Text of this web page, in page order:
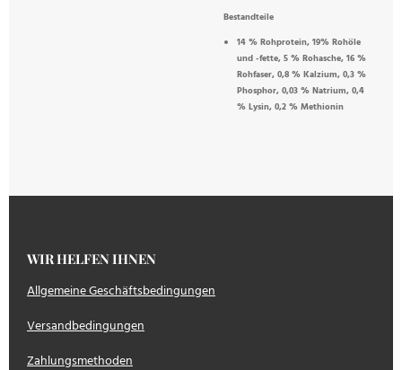
Bestandteile
14 % Rohprotein, 19% Rohöle
und -fette, 5 % Rohasche, 16 %
Rohfaser, 0,8 % Kalzium, 0,3 %
Phosphor, 0,03 % Natrium, 0,4
% Lysin, 0,2 % Methionin
WIR HELFEN IHNEN
Allgemeine Geschäftsbedingungen
Versandbedingungen
Zahlungsmethoden